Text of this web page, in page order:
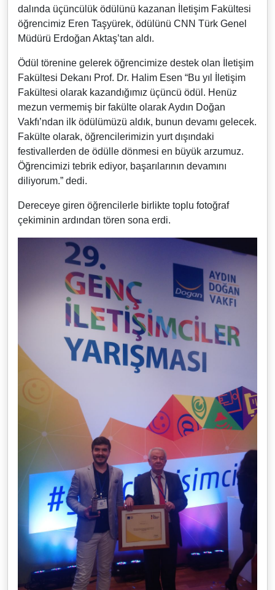
dalında üçüncülük ödülünü kazanan İletişim Fakültesi
öğrencimiz Eren Taşyürek, ödülünü CNN Türk Genel
Müdürü Erdoğan Aktaş’tan aldı.
Ödül törenine gelerek öğrencimize destek olan İletişim
Fakültesi Dekanı Prof. Dr. Halim Esen “Bu yıl İletişim
Fakültesi olarak kazandığımız üçüncü ödül. Henüz
mezun vermemiş bir fakülte olarak Aydın Doğan
Vakfı’ndan ilk ödülümüzü aldık, bunun devamı gelecek.
Fakülte olarak, öğrencilerimizin yurt dışındaki
festivallerden de ödülle dönmesi en büyük arzumuz.
Öğrencimizi tebrik ediyor, başarılarının devamını
diliyorum.” dedi.
Dereceye giren öğrencilerle birlikte toplu fotoğraf
çekiminin ardından tören sona erdi.